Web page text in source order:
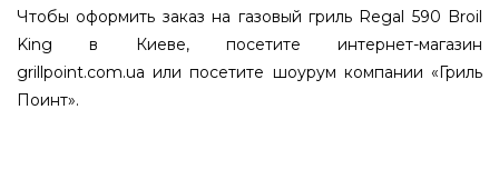
Чтобы оформить заказ на газовый гриль Regal 590 Broil
King в Киеве, посетите интернет-магазин
grillpoint.com.ua или посетите шоурум компании «Гриль
Поинт».